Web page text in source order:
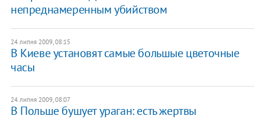
непреднамеренным убийством
24 липня 2009, 08:15
В Киеве установят самые большые цветочные
часы
24 липня 2009, 08:07
В Польше бушует ураган: есть жертвы